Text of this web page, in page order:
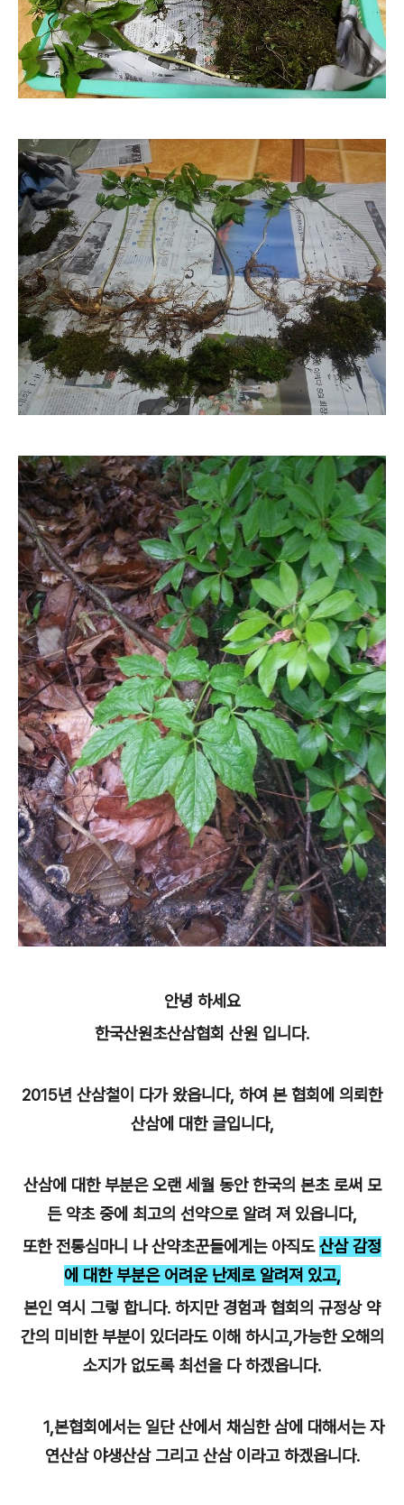
안녕 하세요
한국산원초산삼협회 산원 입니다.
2015년 산삼철이 다가 왔읍니다, 하여 본 협회에 의뢰한
산삼에 대한 글입니다,
산삼에 대한 부분은 오랜 세월 동안 한국의 본초 로써 모
든 약초 중에 최고의 선약으로 알려 져 있읍니다,
또한 전통심마니 나 산약초꾼들에게는 아직도산삼 감정
에 대한 부분은 어려운 난제로 알려져 있고,
본인 역시 그렇 합니다. 하지만 경험과 협회의 규정상 약
간의 미비한 부분이 있더라도 이해 하시고,가능한 오해의
소지가 없도록 최선을 다 하겠읍니다.
1,본협회에서는 일단 산에서 채심한 삼에 대해서는 자
연산삼 야생산삼 그리고 산삼 이라고 하겠읍니다.